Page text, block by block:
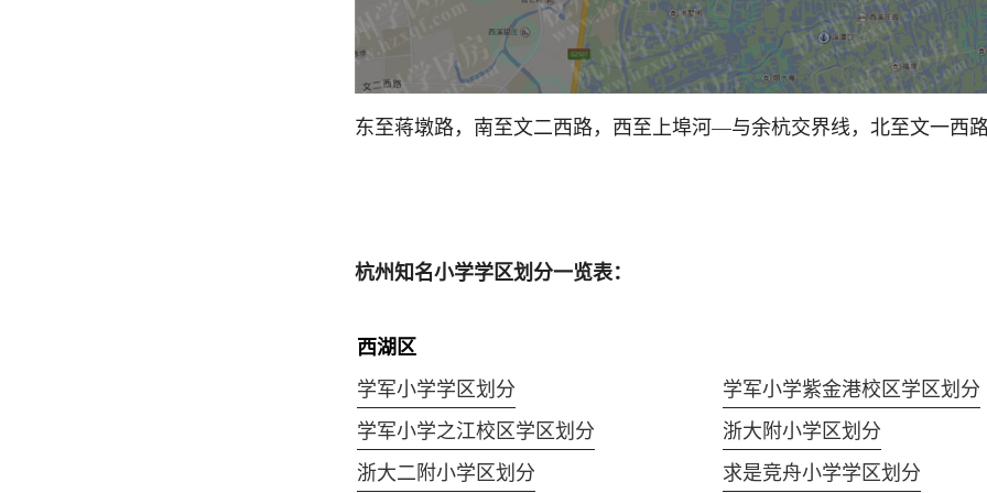
东至蒋墩路，南至文二西路，西至上埠河—与余杭交界线，北至文一西
杭州知名小学学区划分一览表：
西湖区
学军小学学区划分
学军小学紫金港校区学区划分
学军小学之江校区学区划分
浙大附小学区划分
浙大二附小学区划分
求是竞舟小学学区划分